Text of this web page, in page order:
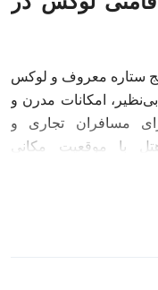
ستاره معروف و لوکس
امکانات مدرن و
مسافران تجاری و
با موقعیت مکانی